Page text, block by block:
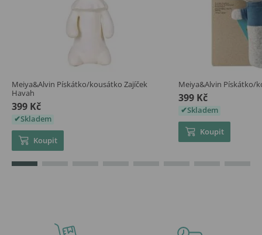
Meiya&Alvin Pískátko/kousátko Zajíček
Havah
399 Kč
Skladem
Koupit
Meiya&Alvin Pískátko/
399 Kč
Skladem
Koupit